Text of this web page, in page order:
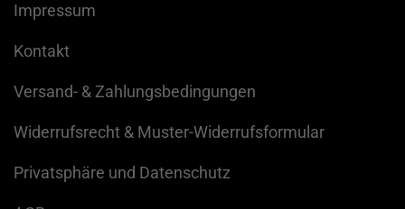
Impressum
Kontakt
Versand- & Zahlungsbedingungen
Widerrufsrecht & Muster-Widerrufsformular
Privatsphäre und Datenschutz